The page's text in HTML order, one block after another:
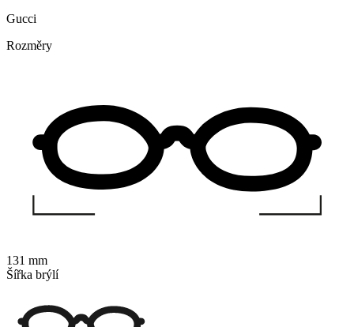
Gucci
Rozměry
131 mm
Šířka brýlí